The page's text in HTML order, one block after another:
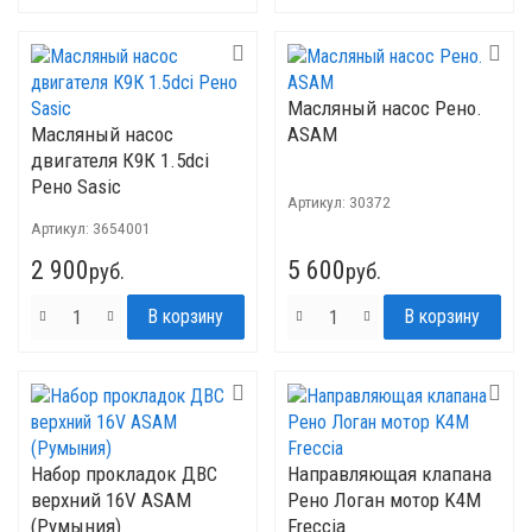
Масляный насос
двигателя К9К 1.5dci
Рено Sasic
Артикул: 3654001
2 900руб.
Масляный насос Рено.
ASAM
Артикул: 30372
5 600руб.
Набор прокладок ДВС
верхний 16V ASAM
(Румыния)
Направляющая клапана
Рено Логан мотор K4M
Freccia